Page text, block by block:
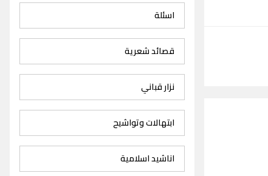
اسئلة
قصائد شعرية
نزار قباني
ابتهالات وتواشيح
اناشيد اسلامية